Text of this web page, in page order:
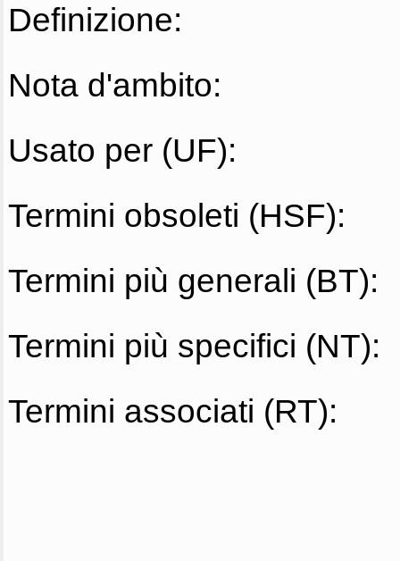
Definizione:
Nota d'ambito:
Usato per (UF):
Termini obsoleti (HSF):
Termini più generali (BT):
Termini più specifici (NT):
Termini associati (RT):